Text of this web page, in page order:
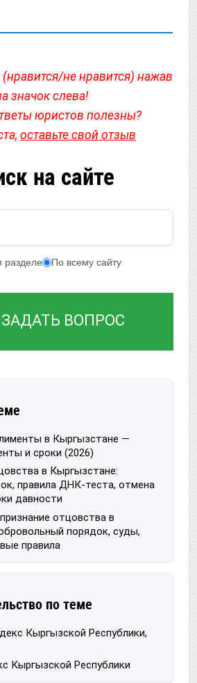
не нравится) нажав
значок слева!
юристов полезны?
оставьте свой отзыв
на сайте
разделе По всему сайту
ЗАДАТЬ ВОПРОС
в Кыргызстане —
и сроки (2026)
в Кыргызстане:
правила ДНК-теста, отмена
давности
отцовства в
порядок, суды,
правила
по теме
Кыргызской Республики,
Кыргызской Республики